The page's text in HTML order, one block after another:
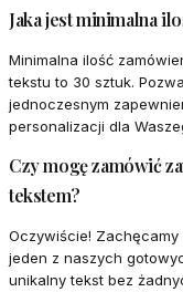
Jaka jest minimalna
Minimalna ilość
tekstu to 30 sztuk.
jednoczesnym
personalizacji dla
Czy mogę zamówić
tekstem?
Oczywiście! Zachęcamy
jeden z naszych
unikalny tekst bez